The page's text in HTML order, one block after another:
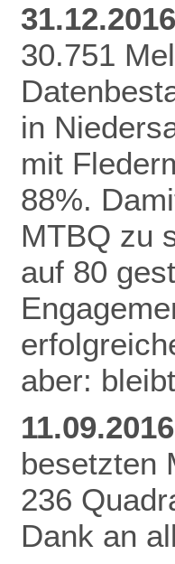
30.751
in
mit
88%.
MTBQ zu
auf 80
aber:
besetzten
236
Dank an